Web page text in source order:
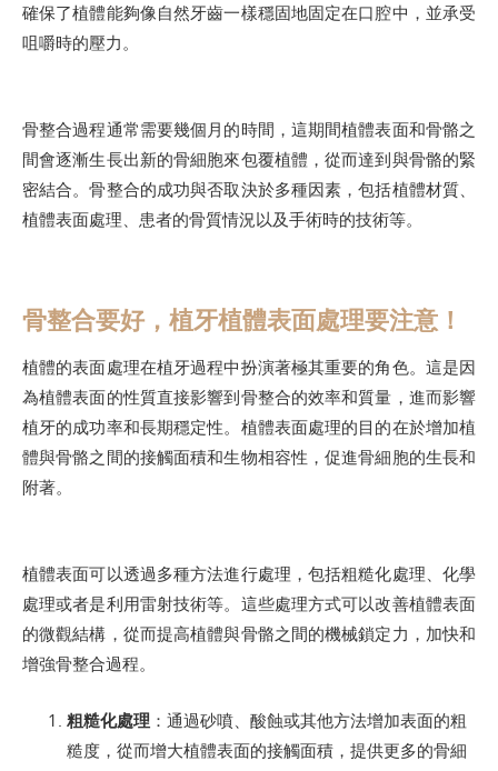
確保了植體能夠像自然牙齒一樣穩固地固定在口腔中，並承受
咀嚼時的壓力。
骨整合過程通常需要幾個月的時間，這期間植體表面和骨骼之
間會逐漸生長出新的骨細胞來包覆植體，從而達到與骨骼的緊
密結合。骨整合的成功與否取決於多種因素，包括植體材質、
植體表面處理、患者的骨質情況以及手術時的技術等。
骨整合要好，植牙植體表面處理要注意！
植體的表面處理在植牙過程中扮演著極其重要的角色。這是因
為植體表面的性質直接影響到骨整合的效率和質量，進而影響
植牙的成功率和長期穩定性。植體表面處理的目的在於增加植
體與骨骼之間的接觸面積和生物相容性，促進骨細胞的生長和
附著。
植體表面可以透過多種方法進行處理，包括粗糙化處理、化學
處理或者是利用雷射技術等。這些處理方式可以改善植體表面
的微觀結構，從而提高植體與骨骼之間的機械鎖定力，加快和
增強骨整合過程。
粗糙化處理 ：通過砂噴、酸蝕或其他方法增加表面的粗
糙度，從而增大植體表面的接觸面積，提供更多的骨細